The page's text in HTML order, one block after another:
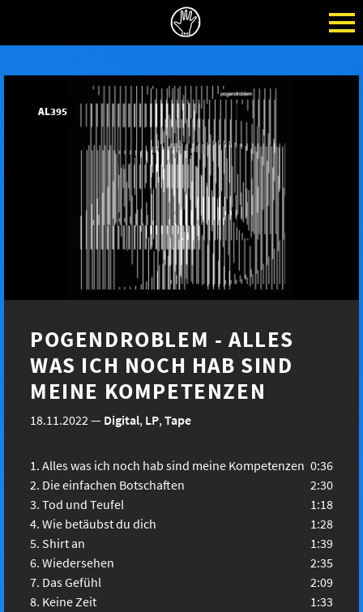
AL395
POGENDROBLEM - ALLES
WAS ICH NOCH HAB SIND
MEINE KOMPETENZEN
18.11.2022— Digital, LP,Tape
Alles was ich noch hab sind meine Kompetenzen 0:36
Die einfachen Botschaften
2:30
Tod und Teufel
1:18
Wie betäubst du dich
1:28
Shirt an
1:39
Wiedersehen
2:35
Das Gefühl
2:09
Keine Zeit
1:33